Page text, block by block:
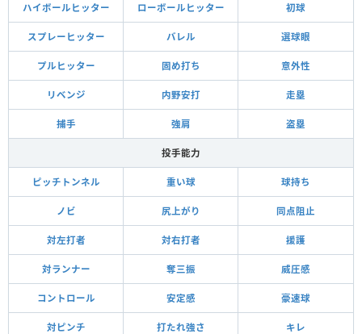
ハイボールヒッター ローボールヒッター 初球
スプレーヒッター バレル 選球眼
プルヒッター 固め打ち 意外性
リベンジ 内野安打 走塁
捕手 強肩 盗塁
投手能力
ピッチトンネル 重い球 球持ち
ノビ 尻上がり 同点阻止
対左打者 対右打者 援護
対ランナー 奪三振 威圧感
コントロール 安定感 豪速球
対ピンチ 打たれ強さ キレ